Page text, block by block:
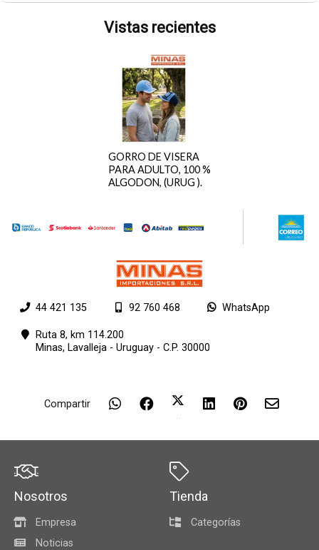
Vistas recientes
GORRO DE VISERA
PARA ADULTO, 100 %
ALGODON, (URUG ).
44 421 135 92 760 468 WhatsApp
Ruta 8, km 114.200
Minas, Lavalleja - Uruguay - C.P. 30000
Compartir
Nosotros
Empresa
Noticias
Tienda
Categorías